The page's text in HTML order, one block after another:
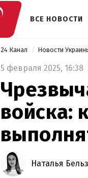
ВСЕ НОВОСТИ
24 Канал Новости
5 февраля 2025, 16:38
войска:
Наталья